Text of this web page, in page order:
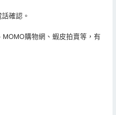
確認。
購物網、蝦皮拍賣等，有